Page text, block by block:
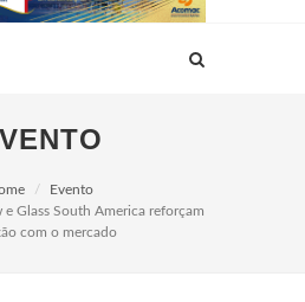
Evento
e Glass South America reforçam
com o mercado